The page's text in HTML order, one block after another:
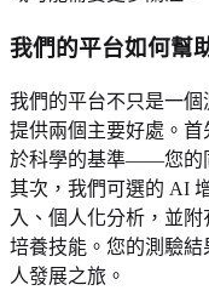
我們的平台如何幫
我們的平台不只是一
提供兩個主要好處。
於科學的基準——您的
其次，我們可選的 AI
入、個人化分析，並
培養技能。您的測驗
人發展之旅。